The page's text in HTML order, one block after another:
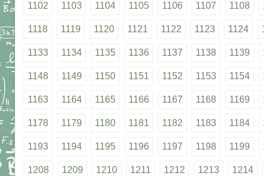
1102 1103 1104 1105 1106 1107 1108
1118 1119 1120 1121 1122 1123 1124
1133 1134 1135 1136 1137 1138 1139
1148 1149 1150 1151 1152 1153 1154
1163 1164 1165 1166 1167 1168 1169
1178 1179 1180 1181 1182 1183 1184
1193 1194 1195 1196 1197 1198 1199
1208 1209 1210 1211 1212 1213 1214